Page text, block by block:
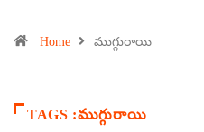
Home ముగ్గురాయి
TAGS :ముగ్గురాయి